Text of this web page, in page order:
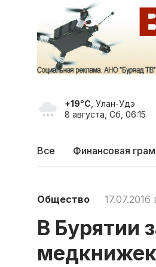
+19°C , Улан-Удэ
8 августа, Сб, 06:15
Все Финансовая
Общество 17.07.2016
В Бурятии